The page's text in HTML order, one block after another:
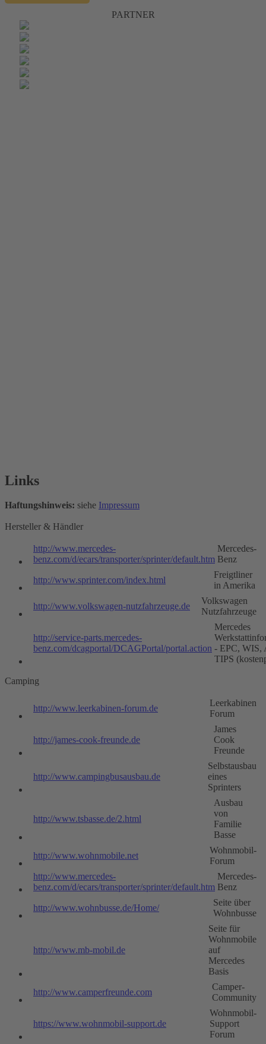
PARTNER
Links
Haftungshinweis: siehe Impressum
Hersteller & Händler
http://www.mercedes-
benz.com/d/ecars/transporter/sprinter/default.htm
Mercedes-
Benz
http://www.sprinter.com/index.html
Freigtliner
in Amerika
http://www.volkswagen-nutzfahrzeuge.de
Volkswagen
Nutzfahrzeuge
http://service-parts.mercedes-
benz.com/dcagportal/DCAGPortal/portal.action
Mercedes
- EPC, WIS,
TIPS
Camping
http://www.leerkabinen-forum.de
Leerkabinen
Forum
http://james-cook-freunde.de
James
Cook
Freunde
http://www.campingbusausbau.de
Selbstausbau
eines
Sprinters
http://www.tsbasse.de/2.html
Ausbau
von
Familie
Basse
http://www.wohnmobile.net
Wohnmobil-
Forum
http://www.mercedes-
benz.com/d/ecars/transporter/sprinter/default.htm
Mercedes-
Benz
http://www.wohnbusse.de/Home/
Seite über
Wohnbusse
http://www.mb-mobil.de
Seite für
Wohnmobile
auf
Mercedes
Basis
http://www.camperfreunde.com
Camper-
Community
https://www.wohnmobil-support.de
Wohnmobil-
Support
Forum